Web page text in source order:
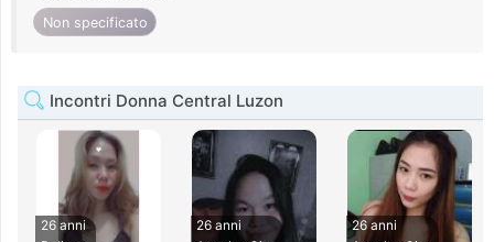
Non specificato
Incontri Donna Central Luzon
26 anni
26 anni
26 anni